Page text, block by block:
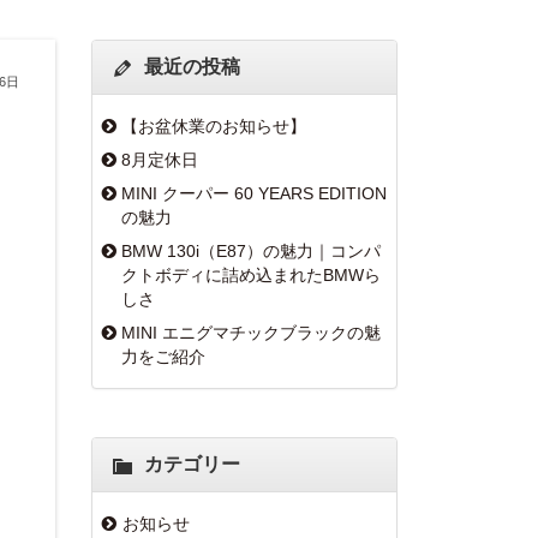
日
最近の投稿
【お盆休業のお知らせ】
8月定休日
MINI クーパー 60 YEARS EDITION
の魅力
BMW 130i（E87）の魅力｜コンパ
クトボディに詰め込まれたBMWら
しさ
MINI エニグマチックブラックの魅
力をご紹介
カテゴリー
お知らせ